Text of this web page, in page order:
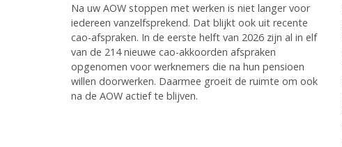
Na uw AOW stoppen met werken is niet langer voor
iedereen vanzelfsprekend. Dat blijkt ook uit recente
cao-afspraken. In de eerste helft van 2026 zijn al in elf
van de 214 nieuwe cao-akkoorden afspraken
opgenomen voor werknemers die na hun pensioen
willen doorwerken. Daarmee groeit de ruimte om ook
na de AOW actief te blijven.